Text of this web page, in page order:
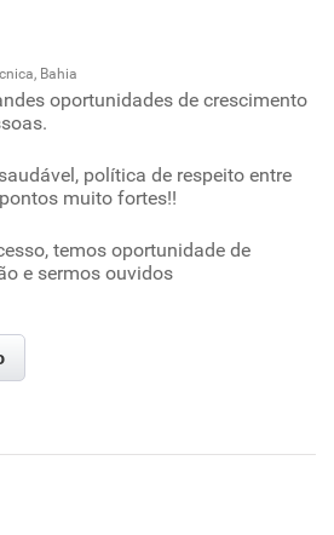
familiar
Bahia
oportunidades de crescimento
política de respeito entre
muito fortes!!
temos oportunidade de
e sermos ouvidos